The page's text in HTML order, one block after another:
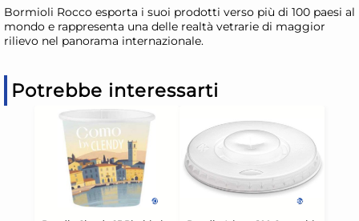
Bormioli Rocco esporta i suoi prodotti verso più di 100 paesi al
mondo e rappresenta una delle realtà vetrarie di maggior
rilievo nel panorama internazionale.
Potrebbe interessarti